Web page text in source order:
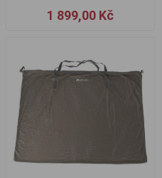
1 899,00 Kč